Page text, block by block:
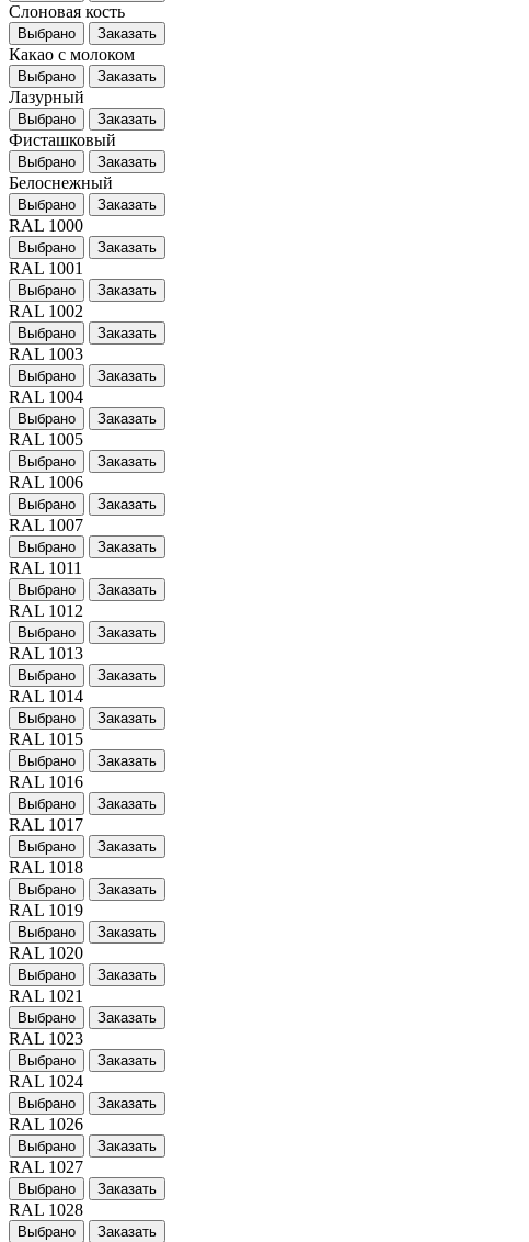
Слоновая кость
Выбрано Заказать
Какао с молоком
Выбрано Заказать
Лазурный
Выбрано Заказать
Фисташковый
Выбрано Заказать
Белоснежный
Выбрано Заказать
RAL 1000
Выбрано Заказать
RAL 1001
Выбрано Заказать
RAL 1002
Выбрано Заказать
RAL 1003
Выбрано Заказать
RAL 1004
Выбрано Заказать
RAL 1005
Выбрано Заказать
RAL 1006
Выбрано Заказать
RAL 1007
Выбрано Заказать
RAL 1011
Выбрано Заказать
RAL 1012
Выбрано Заказать
RAL 1013
Выбрано Заказать
RAL 1014
Выбрано Заказать
RAL 1015
Выбрано Заказать
RAL 1016
Выбрано Заказать
RAL 1017
Выбрано Заказать
RAL 1018
Выбрано Заказать
RAL 1019
Выбрано Заказать
RAL 1020
Выбрано Заказать
RAL 1021
Выбрано Заказать
RAL 1023
Выбрано Заказать
RAL 1024
Выбрано Заказать
RAL 1026
Выбрано Заказать
RAL 1027
Выбрано Заказать
RAL 1028
Выбрано Заказать